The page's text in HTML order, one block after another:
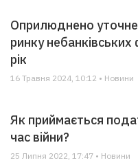
Оприлюднено
ринку
рік
16 Травня 2024, 10:12 • Новини
Як приймається
час війни?
25 Липня 2022, 17:47 • Новини